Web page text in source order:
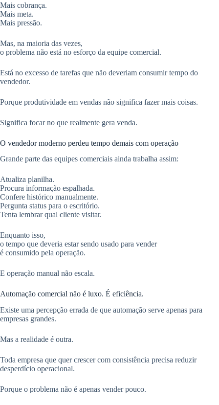
Mais cobrança.
Mais meta.
Mais pressão.
Mas, na maioria das vezes,
o problema não está no esforço da equipe comercial.
Está no excesso de tarefas que não deveriam consumir tempo do
vendedor.
Porque produtividade em vendas não significa fazer mais coisas.
Significa focar no que realmente gera venda.
O vendedor moderno perdeu tempo demais com operação
Grande parte das equipes comerciais ainda trabalha assim:
Atualiza planilha.
Procura informação espalhada.
Confere histórico manualmente.
Pergunta status para o escritório.
Tenta lembrar qual cliente visitar.
Enquanto isso,
o tempo que deveria estar sendo usado para vender
é consumido pela operação.
E operação manual não escala.
Automação comercial não é luxo. É eficiência.
Existe uma percepção errada de que automação serve apenas para
empresas grandes.
Mas a realidade é outra.
Toda empresa que quer crescer com consistência precisa reduzir
desperdício operacional.
Porque o problema não é apenas vender pouco.